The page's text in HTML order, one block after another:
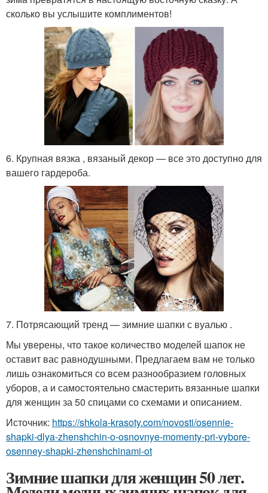
сколько вы услышите комплиментов!
6. Крупная вязка , вязаный декор — все это доступно для
вашего гардероба.
7. Потрясающий тренд — зимние шапки с вуалью .
Мы уверены, что такое количество моделей шапок не
оставит вас равнодушными. Предлагаем вам не только
лишь ознакомиться со всем разнообразием головных
уборов, а и самостоятельно смастерить вязанные шапки
для женщин за 50 спицами со схемами и описанием.
Источник: https://shkola-krasoty.com/novosti/osennie-
shapki-dlya-zhenshchin-o-osnovnye-momenty-pri-vybore-
osenney-shapki-zhenshchinami-ot
Зимние шапки для женщин 50 лет.